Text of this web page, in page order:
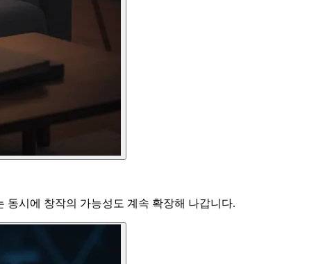
동시에 창작의 가능성도 계속 확장해 나갑니다.